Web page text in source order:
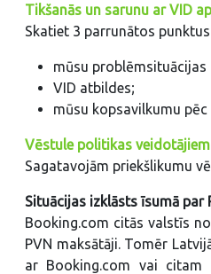
Tikšanās un sarunu ar VID
Skatiet 3 parrunātos
mūsu problēmsituācijas
VID atbildes;
mūsu kopsavilkumu
Vēstule politikas veidotājiem
Sagatavojām priekšlikumu
Situācijas izklāsts īsumā par
Booking.com citās valstīs
PVN maksātāji. Tomēr
ar Booking.com vai citam